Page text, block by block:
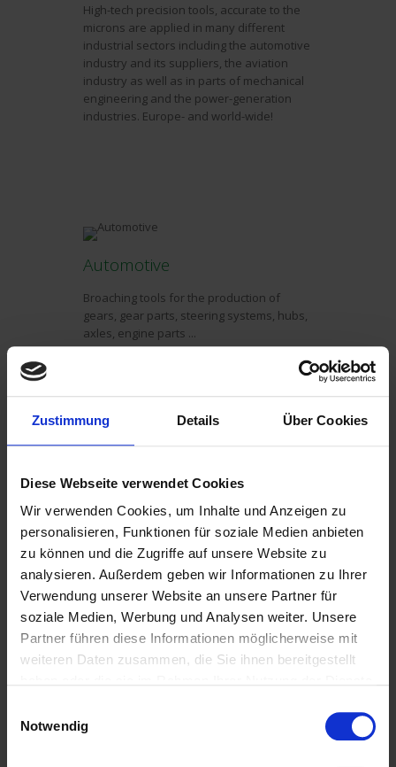
Zustimmung Details Über Cookies
Diese Webseite verwendet Cookies
Wir verwenden Cookies, um Inhalte und Anzeigen zu
personalisieren, Funktionen für soziale Medien anbieten
zu können und die Zugriffe auf unsere Website zu
analysieren. Außerdem geben wir Informationen zu Ihrer
Verwendung unserer Website an unsere Partner für
soziale Medien, Werbung und Analysen weiter. Unsere
Partner führen diese Informationen möglicherweise mit
weiteren Daten zusammen, die Sie ihnen bereitgestellt
Notwendig
High-tech precision tools, accurate to the
microns are applied in many different
industrial sectors including the automotive
industry and its suppliers, the aviation
industry as well as in parts of mechanical
engineering and the power-generation
industries. Europe- and world-wide!
Automotive
Broaching tools for the production of
gears, gear parts, steering systems, hubs,
axles, engine parts ...
Aviation
Broaching tools for the production of fire
READ MORE →
Power-generation
wind power plants.